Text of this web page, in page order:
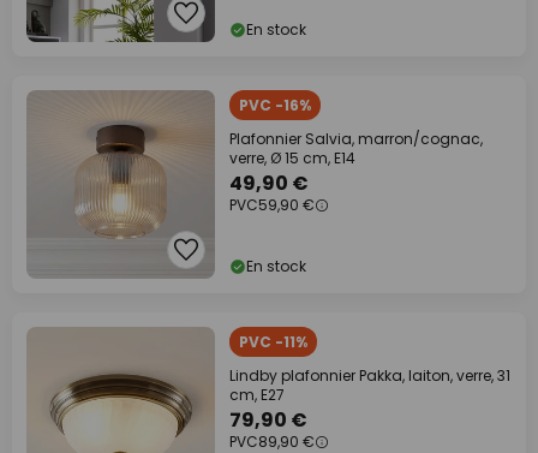
En stock
PVC -16%
Plafonnier Salvia, marron/cognac,
verre, Ø 15 cm, E14
49,90 €
PVC59,90 €
En stock
PVC -11%
Lindby plafonnier Pakka, laiton, verre, 31
cm, E27
79,90 €
PVC89,90 €